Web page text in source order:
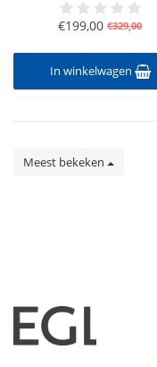
€199,00 €329,00
In winkelwagen
Meest bekeken